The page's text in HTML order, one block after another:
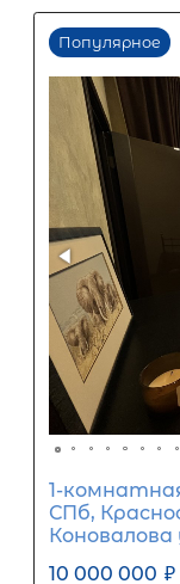
Задать
ООО
организацией.
носит
точного
об условиях
(Санкт-